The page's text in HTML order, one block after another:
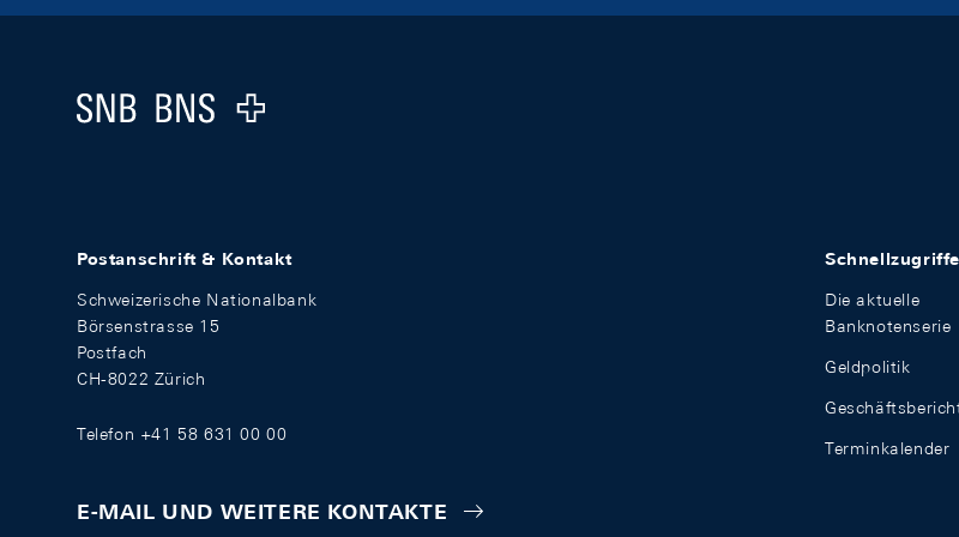
Logo
Postanschrift & Kontakt
Schweizerische Nationalbank
Börsenstrasse 15
Postfach
CH-8022 Zürich
Telefon +41 58 631 00 00
E-MAIL UND WEITERE KONTAKTE
Schnellzugriffe
Die aktuelle
Banknotenserie
Geldpolitik
Terminkalender